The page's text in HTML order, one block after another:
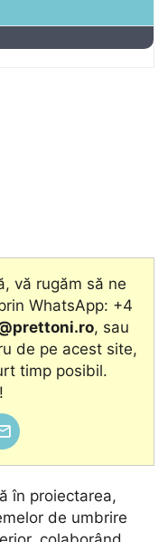
vă rugăm să ne
WhatsApp: +4
, sau
de pe acest site,
timp posibil.
în proiectarea,
de umbrire